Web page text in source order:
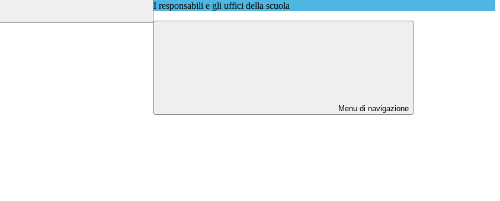
I responsabili e gli uffici della scuola
Menu di navigazione